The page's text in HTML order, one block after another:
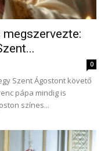
0
Szent Ágostont követő
pápa mindig is
színes...